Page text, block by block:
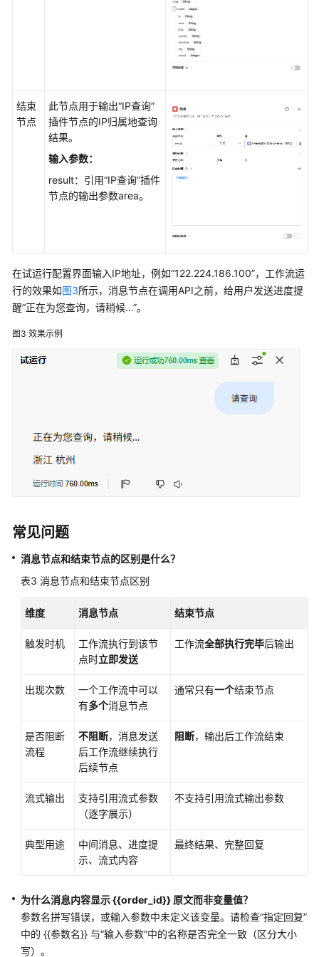
间
及
权
限
授
资
源
管
计
佳
实
API
参
考
常
见
问
题
频
文
载
通
产
品
术
结束
节点
此节点用于输出“IP查询”
插件节点的IP归属地查询
结果。
输入参数：
result：引用“IP查询”插件
节点的输出参数area。
在试运行配置界面输入IP地址，例如“122.224.186.100”，工作流运
行的效果如图3所示，消息节点在调用API之前，给用户发送进度提
醒“正在为您查询，请稍候…”。
图3 效果示例
常见问题
消息节点和结束节点的区别是什么？
表3 消息节点和结束节点区别
维度 消息节点 结束节点
触发时机
工作流执行到该节
点时立即发送
工作流全部执行完毕后输出
出现次数
一个工作流中可以
有多个消息节点
通常只有一个结束节点
是否阻断
流程
不阻断，消息发送
后工作流继续执行
后续节点
阻断，输出后工作流结束
流式输出
支持引用流式参数
（逐字展示）
不支持引用流式输出参数
典型用途
中间消息、进度提
示、流式内容
最终结果、完整回复
为什么消息内容显示 {{order_id}} 原文而非变量值？
参数名拼写错误，或输入参数中未定义该变量。请检查“指定回复”
中的 {{参数名}} 与“输入参数”中的名称是否完全一致（区分大小
写）。